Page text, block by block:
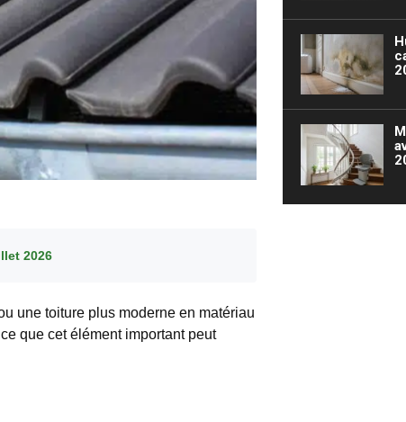
2026
une toiture plus moderne en matériau
que cet élément important peut